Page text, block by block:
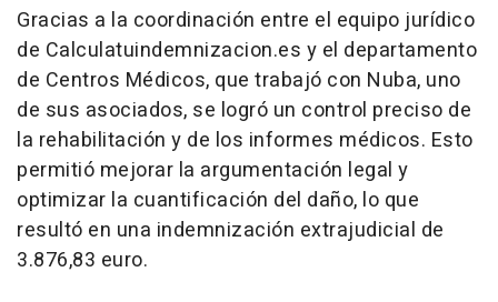
Gracias a la coordinación entre el equipo jurídico
de Calculatuindemnizacion.es y el departamento
de Centros Médicos, que trabajó con Nuba, uno
de sus asociados, se logró un control preciso de
la rehabilitación y de los informes médicos. Esto
permitió mejorar la argumentación legal y
optimizar la cuantificación del daño, lo que
resultó en una indemnización extrajudicial de
3.876,83 euro.